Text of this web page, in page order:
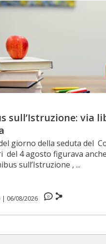
sull’Istruzione: via
giorno della seduta del
del 4 agosto figurava
sull’Istruzione , ...
| 06/08/2026 0